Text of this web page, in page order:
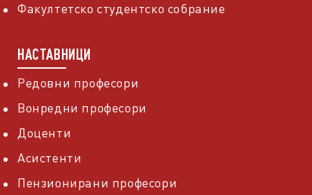
Факултетско студентско собрание
НАСТАВНИЦИ
Редовни професори
Вонредни професори
Доценти
Асистенти
Пензионирани професори